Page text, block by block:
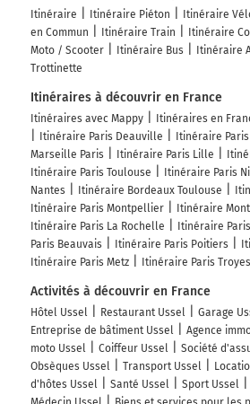
Itinéraire Itinéraire Piéton Itinéraire
en Commun
Itinéraire Train Itinéraire
Moto / Scooter
Itinéraire Bus Itinéraire
Trottinette
Itinéraires à découvrir en France
Itinéraires avec Mappy Itinéraires en
Itinéraire Paris Deauville
Itinéraire
Marseille Paris
Itinéraire Paris Lille
Itinéraire Paris Toulouse
Itinéraire Paris
Nantes
Itinéraire Bordeaux Toulouse
Itinéraire Paris Montpellier
Itinéraire
Itinéraire Paris La Rochelle
Itinéraire
Paris Beauvais
Itinéraire Paris Poitiers
Itinéraire Paris Metz
Itinéraire Paris Troyes
Activités à découvrir en France
Hôtel Ussel Restaurant Ussel Garage
Entreprise de bâtiment Ussel
Agence
moto Ussel
Coiffeur Ussel
Société
Obsèques Ussel
Transport Ussel
d'hôtes Ussel
Santé Ussel Sport Ussel